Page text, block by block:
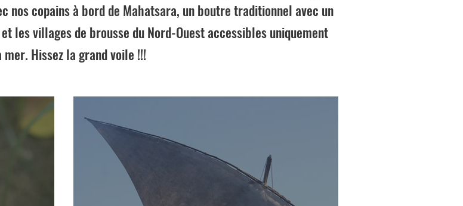
nos copains à bord de Mahatsara, un boutre traditionnel avec un
les villages de brousse du Nord-Ouest accessibles uniquement
mer. Hissez la grand voile !!!